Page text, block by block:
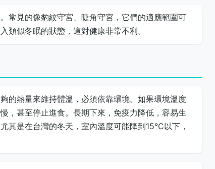
常見的像豹紋守宮、睫角守宮，它們的適應範圍可
類似冬眠的狀態，這對健康非常不利。
的熱量來維持體溫，必須依靠環境。如果環境溫度
，甚至停止進食。長期下來，免疫力降低，容易生
其是在台灣的冬天，室內溫度可能降到15°C以下，